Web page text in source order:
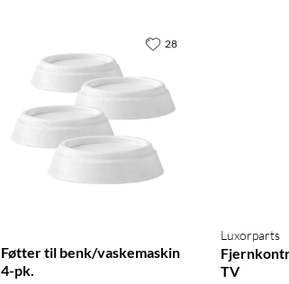
Føtter til benk/vaskemaskin
4-pk.
28
Luxorparts
TV